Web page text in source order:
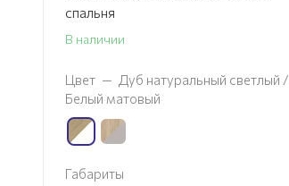
спальня
В наличии
Цвет — Дуб натуральный светлый /
Белый матовый
Габариты